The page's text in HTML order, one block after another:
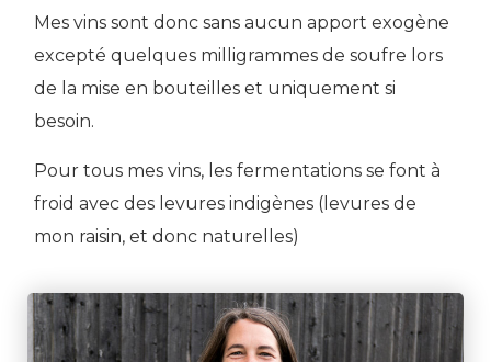
Mes vins sont donc sans aucun apport exogène
excepté quelques milligrammes de soufre lors
de la mise en bouteilles et uniquement si
besoin.
Pour tous mes vins, les fermentations se font à
froid avec des levures indigènes (levures de
mon raisin, et donc naturelles)